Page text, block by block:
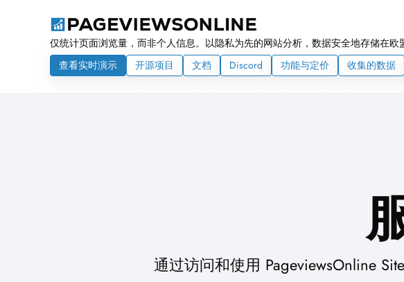
仅统计页面浏览量，而非个人信息。以隐私为先的网站分析，数据安全地存储在欧
查看实时演示
开源项目 文档 Discord 功能与定价 收集的数据
通过访问和使用 PageviewsOnline